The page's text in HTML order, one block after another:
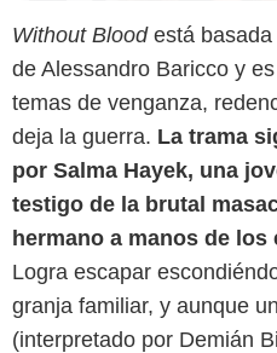
Without Blood está
de Alessandro Baricco y
temas de venganza,
deja la guerra. La trama
por Salma Hayek, una
testigo de la brutal
hermano a manos de
Logra escapar
granja familiar, y aunque
(interpretado por Demián